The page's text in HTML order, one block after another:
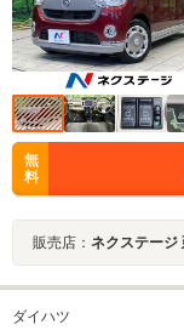
無
料
販売店： ネクステージ
ダイハツ